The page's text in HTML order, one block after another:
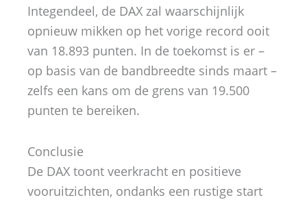
Integendeel, de DAX zal waarschijnlijk
opnieuw mikken op het vorige record ooit
van 18.893 punten. In de toekomst is er –
op basis van de bandbreedte sinds maart –
zelfs een kans om de grens van 19.500
punten te bereiken.
Conclusie
De DAX toont veerkracht en positieve
vooruitzichten, ondanks een rustige start